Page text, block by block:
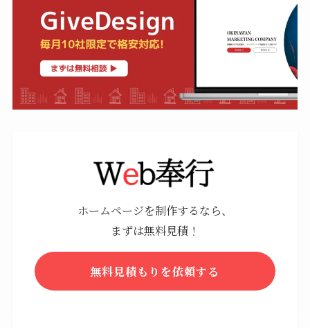
ホームページを制作するなら、
まずは無料見積！
無料見積もりを依頼する